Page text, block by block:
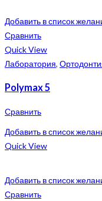
Добавить в список
Сравнить
Quick View
Лаборатория,
Polymax 5
Сравнить
Добавить в список
Quick View
Добавить в список
Сравнить